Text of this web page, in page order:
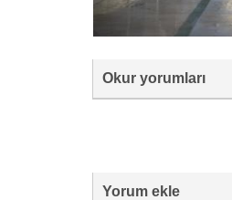
Okur yorumları
Yorum ekle